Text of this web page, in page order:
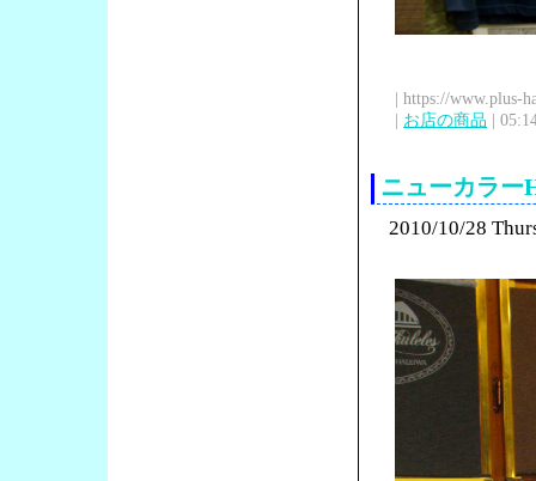
| https://www.plus-
| お店の商品 |
ニューカラー
2010/10/28